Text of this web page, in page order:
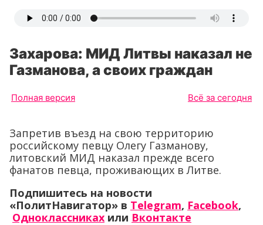
Захарова: МИД Литвы наказал не
Газманова, а своих граждан
Полная версия Всё за сегодня
Запретив въезд на свою территорию
российскому певцу Олегу Газманову,
литовский МИД наказал прежде всего
фанатов певца, проживающих в Литве.
Подпишитесь на новости
«ПолитНавигатор» в Telegram, Facebook,
Одноклассниках или Вконтакте